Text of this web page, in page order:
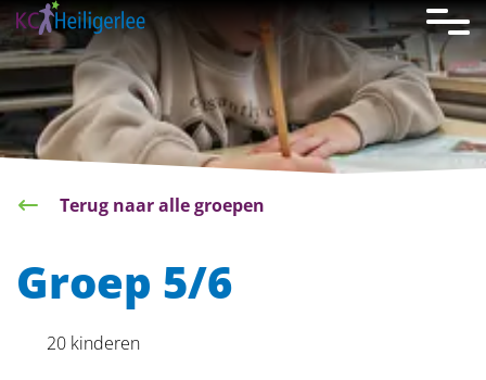
overslaan
Terug naar alle groepen
Groep 5/6
20 kinderen